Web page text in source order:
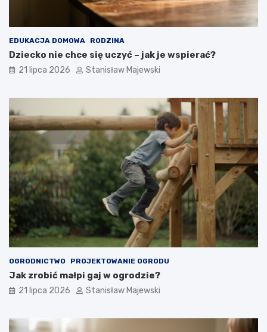
EDUKACJA DOMOWA RODZINA
Dziecko nie chce się uczyć – jak je wspierać?
21 lipca 2026 Stanisław Majewski
OGRODNICTWO PROJEKTOWANIE OGRODU
Jak zrobić małpi gaj w ogrodzie?
21 lipca 2026 Stanisław Majewski